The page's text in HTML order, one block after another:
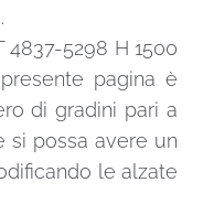
4837-5298 H 1500
pagina è
di gradini pari a
si possa avere un
le alzate